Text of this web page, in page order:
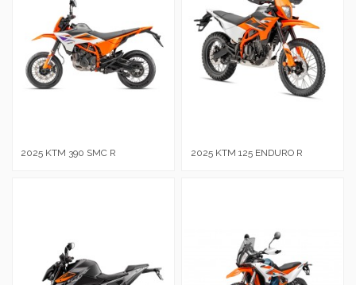
2025 KTM 390 SMC R 2025 KTM 125 ENDURO R